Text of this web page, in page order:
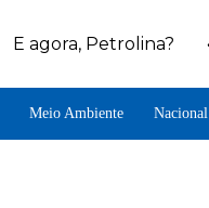
E agora, Petrolina?
Meio Ambiente Nacional